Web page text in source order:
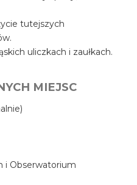
tutejszych
uliczkach i zaułkach.
MIEJSC
i Obserwatorium